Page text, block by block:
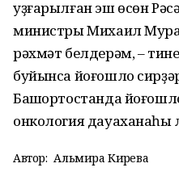
уҙғарылған эш өсөн
министры Михаил
рәхмәт белдерәм, –
буйынса йоғошло
Башҡортостанда
онкология дауаханаһы
Автор: Альмира Кирәева